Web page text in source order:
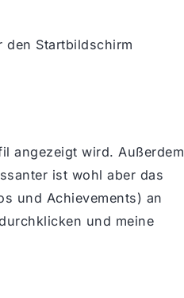
Startbildschirm
angezeigt wird. Außerdem
ist wohl aber das
und Achievements) an
und meine